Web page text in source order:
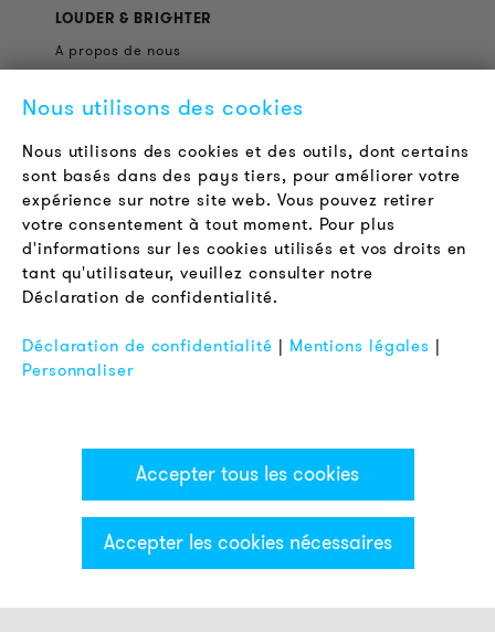
Catégories & Filter
LOUDER & BRIGHTER
A propos de nous
Offres d'emploi
Newsletter
LÉGAL
Conditions Générales de Vente
Protection des Données
Mentions Légales
Nous utilisons des cookies
Nous utilisons des cookies et des outils, dont certains
sont basés dans des pays tiers, pour améliorer votre
expérience sur notre site web. Vous pouvez retirer
votre consentement à tout moment. Pour plus
d'informations sur les cookies utilisés et vos droits en
tant qu'utilisateur, veuillez consulter notre
Déclaration de confidentialité.
Déclaration de confidentialité | Mentions légales |
Personnaliser
Accepter tous les cookies
Accepter les cookies nécessaires